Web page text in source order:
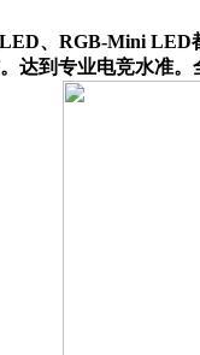
、RGB-Mini LED
达到专业电竞水准